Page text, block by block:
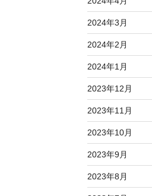
2024年3月
2024年2月
2024年1月
2023年12月
2023年11月
2023年10月
2023年9月
2023年8月